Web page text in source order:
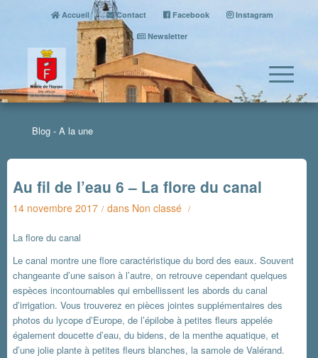
Accueil Contact Facebook
Instagram
Newsletter
Blog - A la une
Au fil de l’eau 6 – La flore du canal
14 novembre 2017 / dans Non classé /
La flore du canal
Le canal montre une flore caractéristique du bord des eaux. Souvent
changeante d’une saison à l’autre, on retrouve cependant quelques
espèces incontournables qui embellissent les abords du canal
d’irrigation. Vous trouverez en pièces jointes supplémentaires des
photos du lycope d’Europe, de l’épilobe à petites fleurs appelée
également doucette d’eau, du bidens, de la menthe aquatique, et
d’une jolie plante à petites fleurs blanches, la samole de Valérand.